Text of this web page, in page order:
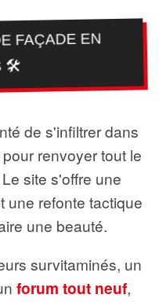
FAÇADE EN
🛠️
de s'infiltrer dans
renvoyer tout le
site s'offre une
une refonte tactique
une beauté.
survitaminés, un
forum tout neuf,